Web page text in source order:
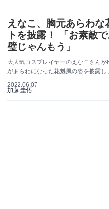
えなこ、胸元あらわな
トを披露！ 「お素敵
璧じゃんもう」
大人気コスプレイヤーのえなこさん
があらわになった花魁風の姿を披露し
2022.06.07
加藤 圭悟